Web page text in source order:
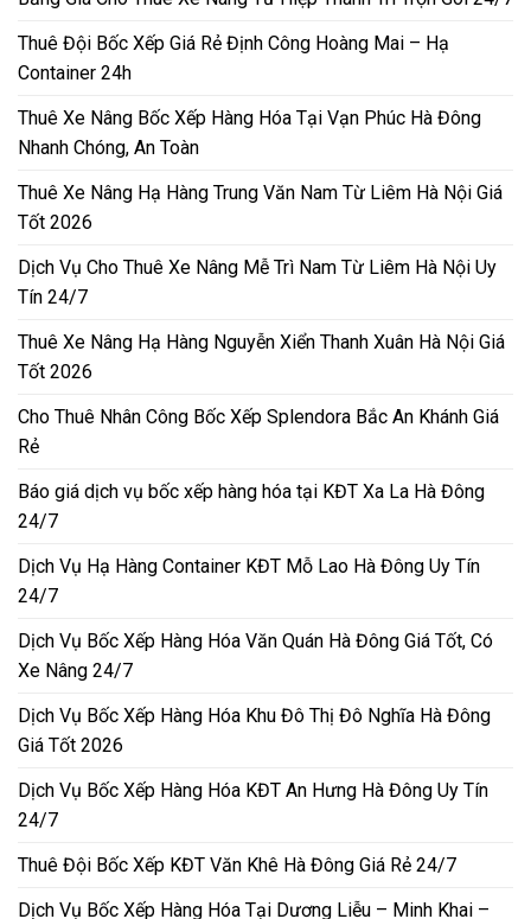
Thuê Đội Bốc Xếp Giá Rẻ Định Công Hoàng Mai – Hạ
Container 24h
Thuê Xe Nâng Bốc Xếp Hàng Hóa Tại Vạn Phúc Hà Đông
Nhanh Chóng, An Toàn
Thuê Xe Nâng Hạ Hàng Trung Văn Nam Từ Liêm Hà Nội Giá
Tốt 2026
Dịch Vụ Cho Thuê Xe Nâng Mễ Trì Nam Từ Liêm Hà Nội Uy
Tín 24/7
Thuê Xe Nâng Hạ Hàng Nguyễn Xiển Thanh Xuân Hà Nội Giá
Tốt 2026
Cho Thuê Nhân Công Bốc Xếp Splendora Bắc An Khánh Giá
Rẻ
Báo giá dịch vụ bốc xếp hàng hóa tại KĐT Xa La Hà Đông
24/7
Dịch Vụ Hạ Hàng Container KĐT Mỗ Lao Hà Đông Uy Tín
24/7
Dịch Vụ Bốc Xếp Hàng Hóa Văn Quán Hà Đông Giá Tốt, Có
Xe Nâng 24/7
Dịch Vụ Bốc Xếp Hàng Hóa Khu Đô Thị Đô Nghĩa Hà Đông
Giá Tốt 2026
Dịch Vụ Bốc Xếp Hàng Hóa KĐT An Hưng Hà Đông Uy Tín
24/7
Thuê Đội Bốc Xếp KĐT Văn Khê Hà Đông Giá Rẻ 24/7
Dịch Vụ Bốc Xếp Hàng Hóa Tại Dương Liễu – Minh Khai –